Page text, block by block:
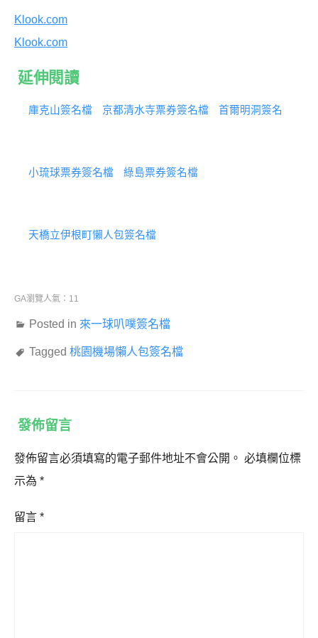
Klook.com
Klook.com
延伸閱讀
庫克山簽名檔 京都清水寺票券簽名檔 首爾明洞簽名
小琉球票券簽名檔 綠島票券簽名檔
天橋立伊根町懶人包簽名檔
GA瀏覽人氣：11
Posted in 來一球叭噗簽名檔
Tagged 桃園機場懶人包簽名檔
發佈留言
發佈留言必須填寫的電子郵件地址不會公開。 必填欄位標
示為 *
留言 *